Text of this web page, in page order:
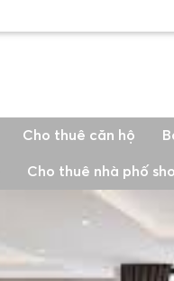
Cho thuê căn hộ
Cho thuê nhà phố